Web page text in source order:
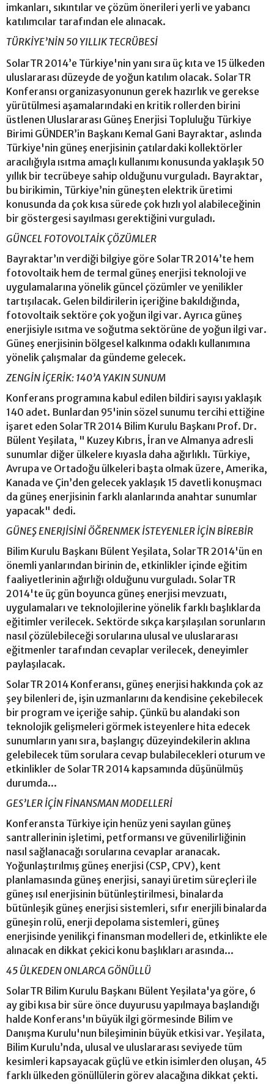
imkanları, sıkıntılar ve çözüm önerileri yerli ve yabancı
katılımcılar tarafından ele alınacak.
TÜRKİYE’NİN 50 YILLIK TECRÜBESİ
SolarTR 2014’e Türkiye'nin yanı sıra üç kıta ve 15 ülkeden
uluslararası düzeyde de yoğun katılım olacak. SolarTR
Konferansı organizasyonunun gerek hazırlık ve gerekse
yürütülmesi aşamalarındaki en kritik rollerden birini
üstlenen Uluslararası Güneş Enerjisi Topluluğu Türkiye
Birimi GÜNDER’in Başkanı Kemal Gani Bayraktar, aslında
Türkiye'nin güneş enerjisinin çatılardaki kollektörler
aracılığıyla ısıtma amaçlı kullanımı konusunda yaklaşık 50
yıllık bir tecrübeye sahip olduğunu vurguladı. Bayraktar,
bu birikimin, Türkiye’nin güneşten elektrik üretimi
konusunda da çok kısa sürede çok hızlı yol alabileceğinin
bir göstergesi sayılması gerektiğini vurguladı.
GÜNCEL FOTOVOLTAİK ÇÖZÜMLER
Bayraktar’ın verdiği bilgiye göre SolarTR 2014’te hem
fotovoltaik hem de termal güneş enerjisi teknoloji ve
uygulamalarına yönelik güncel çözümler ve yenilikler
tartışılacak. Gelen bildirilerin içeriğine bakıldığında,
fotovoltaik sektöre çok yoğun ilgi var. Ayrıca güneş
enerjisiyle ısıtma ve soğutma sektörüne de yoğun ilgi var.
Güneş enerjisinin bölgesel kalkınma odaklı kullanımına
yönelik çalışmalar da gündeme gelecek.
ZENGİN İÇERİK: 140’A YAKIN SUNUM
Konferans programına kabul edilen bildiri sayısı yaklaşık
140 adet. Bunlardan 95'inin sözel sunumu tercihi ettiğine
işaret eden SolarTR 2014 Bilim Kurulu Başkanı Prof. Dr.
Bülent Yeşilata, " Kuzey Kıbrıs, İran ve Almanya adresli
sunumlar diğer ülkelere kıyasla daha ağırlıklı. Türkiye,
Avrupa ve Ortadoğu ülkeleri başta olmak üzere, Amerika,
Kanada ve Çin’den gelecek yaklaşık 15 davetli konuşmacı
da güneş enerjisinin farklı alanlarında anahtar sunumlar
yapacak" dedi.
GÜNEŞ ENERJİSİNİ ÖĞRENMEK İSTEYENLER İÇİN BİREBİR
Bilim Kurulu Başkanı Bülent Yeşilata, SolarTR 2014'ün en
önemli yanlarından birinin de, etkinlikler içinde eğitim
faaliyetlerinin ağırlığı olduğunu vurguladı. SolarTR
2014'te üç gün boyunca güneş enerjisi mevzuatı,
uygulamaları ve teknolojilerine yönelik farklı başlıklarda
eğitimler verilecek. Sektörde sıkça karşılaşılan sorunların
nasıl çözülebileceği sorularına ulusal ve uluslararası
eğitmenler tarafından cevaplar verilecek, deneyimler
paylaşılacak.
SolarTR 2014 Konferansı, güneş enerjisi hakkında çok az
şey bilenleri de, işin uzmanlarını da kendisine çekebilecek
bir program ve içeriğe sahip. Çünkü bu alandaki son
teknolojik gelişmeleri görmek isteyenlere hita edecek
sunumların yanı sıra, başlangıç düzeyindekilerin aklına
gelebilecek tüm sorulara cevap bulabilecekleri oturum ve
etkinlikler de SolarTR 2014 kapsamında düşünülmüş
durumda...
GES’LER İÇİN FİNANSMAN MODELLERİ
Konferansta Türkiye için henüz yeni sayılan güneş
santrallerinin işletimi, petformansı ve güvenilirliğinin
nasıl sağlanacağı sorularına cevaplar aranacak.
Yoğunlaştırılmış güneş enerjisi (CSP, CPV), kent
planlamasında güneş enerjisi, sanayi üretim süreçleri ile
güneş ısıl enerjisinin bütünleştirilmesi, binalarda
bütünleşik güneş enerjisi sistemleri, sıfır enerjili binalarda
güneşin rolü, enerji depolama sistemleri, güneş
enerjisinde yenilikçi finansman modelleri de, etkinlikte ele
alınacak en dikkat çekici konu başlıkları arasında...
45 ÜLKEDEN ONLARCA GÖNÜLLÜ
SolarTR Bilim Kurulu Başkanı Bülent Yeşilata'ya göre, 6
ay gibi kısa bir süre önce duyurusu yapılmaya başlandığı
halde Konferans'ın büyük ilgi görmesinde Bilim ve
Danışma Kurulu'nun bileşiminin büyük etkisi var. Yeşilata,
Bilim Kurulu’nda, ulusal ve uluslararası seviyede tüm
kesimleri kapsayacak güçlü ve etkin isimlerden oluşan, 45
farklı ülkeden gönüllülerin görev alacağına dikkat çekti.